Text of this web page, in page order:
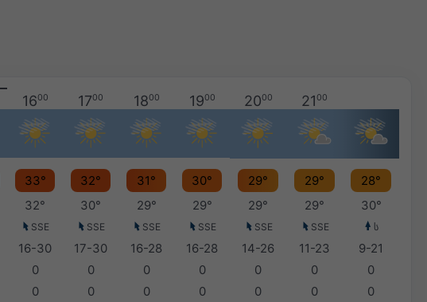
1600 1700 1800 1900 2000 2100
33° 32° 31° 30° 29° 29°
28°
32° 30° 29° 29° 29° 29° 30°
SSE SSE SSE SSE SSE SSE ს
16-30 17-30 16-28 16-28 14-26 11-23
9-21
0 0 0 0 0 0
0
0 0 0 0 0 0 0